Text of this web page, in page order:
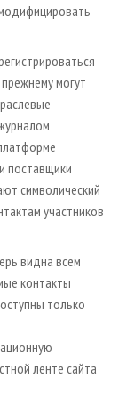
могут
поставщики
символический
участников
видна всем
контакты
только
ленте сайта